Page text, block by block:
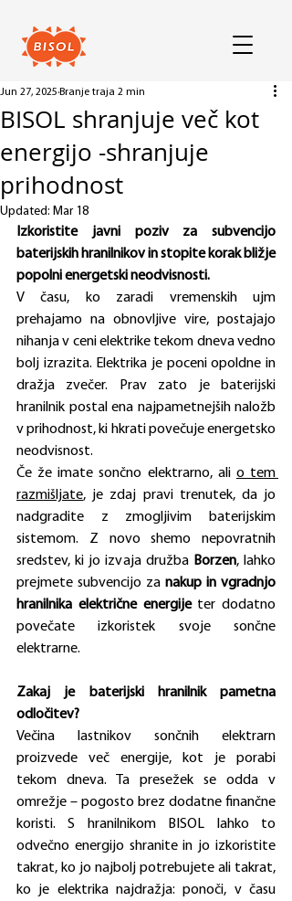
BISOL shranjuje več kot
energijo -shranjuje
prihodnost
Jun 27, 2025 Branje traja 2 min
Updated: Mar 18
Izkoristite javni poziv za subvencijo
baterijskih hranilnikov in stopite korak bližje
popolni energetski neodvisnosti.
V času, ko zaradi vremenskih ujm
prehajamo na obnovljive vire, postajajo
nihanja v ceni elektrike tekom dneva vedno
bolj izrazita. Elektrika je poceni opoldne in
dražja zvečer. Prav zato je baterijski
hranilnik postal ena najpametnejših naložb
v prihodnost, ki hkrati povečuje energetsko
neodvisnost.
Če že imate sončno elektrarno, ali o tem
razmišljate, je zdaj pravi trenutek, da jo
nadgradite z zmogljivim baterijskim
sistemom. Z novo shemo nepovratnih
sredstev, ki jo izvaja družba Borzen, lahko
prejmete subvencijo za nakup in vgradnjo
hranilnika električne energije ter dodatno
povečate izkoristek svoje sončne
elektrarne.
Zakaj je baterijski hranilnik pametna
odločitev?
Večina lastnikov sončnih elektrarn
proizvede več energije, kot je porabi
tekom dneva. Ta presežek se odda v
omrežje – pogosto brez dodatne finančne
koristi. S hranilnikom BISOL lahko to
odvečno energijo shranite in jo izkoristite
takrat, ko jo najbolj potrebujete ali takrat,
ko je elektrika najdražja: ponoči, v času